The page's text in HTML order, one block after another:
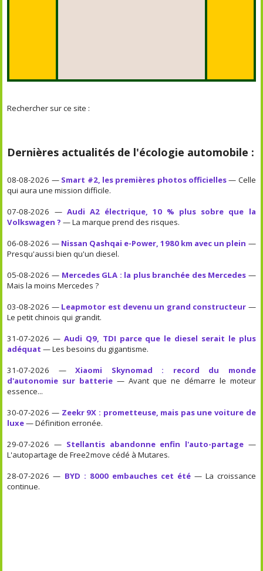
Rechercher sur ce site :
Dernières actualités de l'écologie automobile :
08-08-2026 — Smart #2, les premières photos officielles— Celle
qui aura une mission difficile.
07-08-2026 — Audi A2 électrique, 10 % plus sobre que la
Volkswagen ? — La marque prend des risques.
06-08-2026 — Nissan Qashqai e-Power, 1980 km avec un plein —
Presqu'aussi bien qu'un diesel.
05-08-2026 — Mercedes GLA : la plus branchée des Mercedes —
Mais la moins Mercedes ?
03-08-2026 — Leapmotor est devenu un grand constructeur —
Le petit chinois qui grandit.
31-07-2026 —Audi Q9, TDI parce que le diesel serait le plus
adéquat — Les besoins du gigantisme.
31-07-2026 —Xiaomi Skynomad : record du monde
d'autonomie sur batterie — Avant que ne démarre le moteur
essence...
30-07-2026 — Zeekr 9X : prometteuse, mais pas une voiture de
luxe— Définition erronée.
29-07-2026 — Stellantis abandonne enfin l'auto-partage—
L'autopartage de Free2move cédé à Mutares.
28-07-2026 — BYD : 8000 embauches cet été— La croissance
continue.